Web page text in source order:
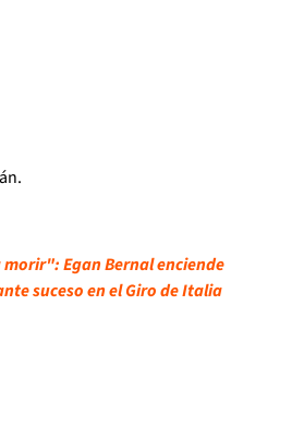
Egan Bernal enciende
suceso en el Giro de Italia